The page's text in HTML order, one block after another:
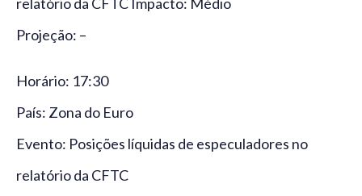
Projeção: –
Horário: 17:30
País: Zona do Euro
Evento: Posições líquidas de especuladores no
relatório da CFTC